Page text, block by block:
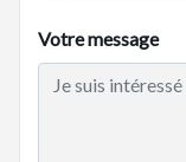
Chaque maison
la lumière
Votre message